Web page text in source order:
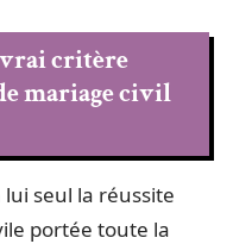
vrai critère
mariage civil
seul la réussite
portée toute la